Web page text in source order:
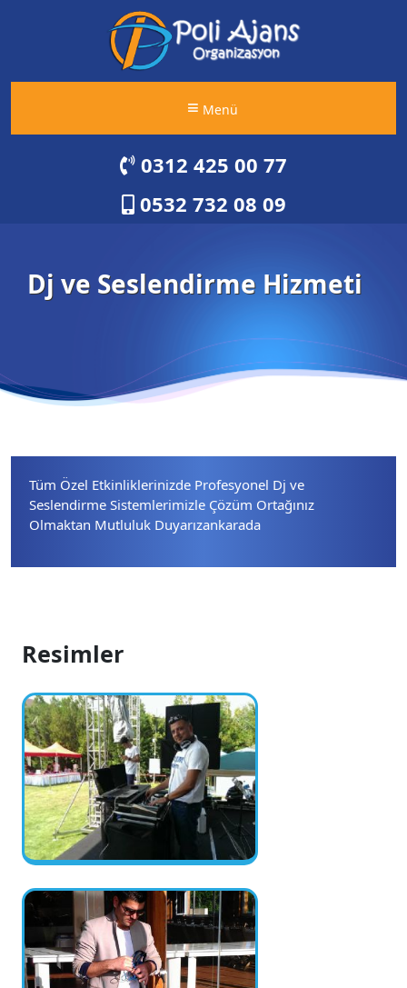
Menü
0312 425 00 77
0532 732 08 09
Dj ve Seslendirme Hizmeti
Tüm Özel Etkinliklerinizde Profesyonel Dj ve
Seslendirme Sistemlerimizle Çözüm Ortağınız
Olmaktan Mutluluk Duyarızankarada
Resimler